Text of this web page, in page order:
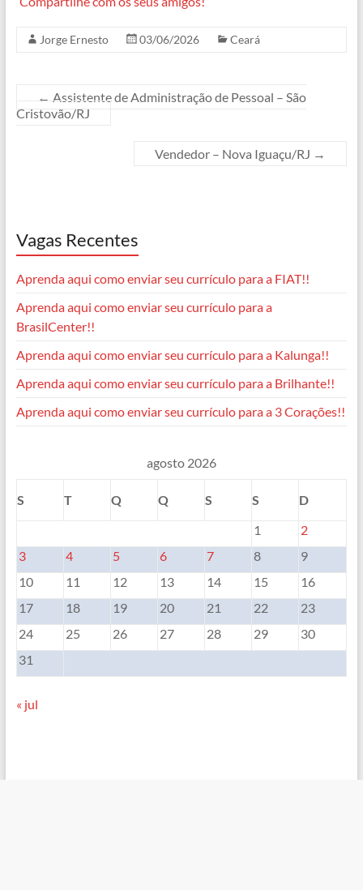
e
o
t
A
p
e
s
n
e
d
y
i
Jorge Ernesto 03/06/2026 Ceará
← Assistente de Administração de Pessoal – São
Cristovão/RJ
Vendedor – Nova Iguaçu/RJ →
Vagas Recentes
Aprenda aqui como enviar seu currículo para a FIAT!!
Aprenda aqui como enviar seu currículo para a
BrasilCenter!!
Aprenda aqui como enviar seu currículo para a Kalunga!!
Aprenda aqui como enviar seu currículo para a Brilhante!!
Aprenda aqui como enviar seu currículo para a 3 Corações!!
agosto 2026
S T Q Q S S
D
1
2
3
4 5 6 7 8
9
10
11 12 13 14 15
16
17
18 19 20 21 22
23
24
25 26 27 28 29
30
31
« jul